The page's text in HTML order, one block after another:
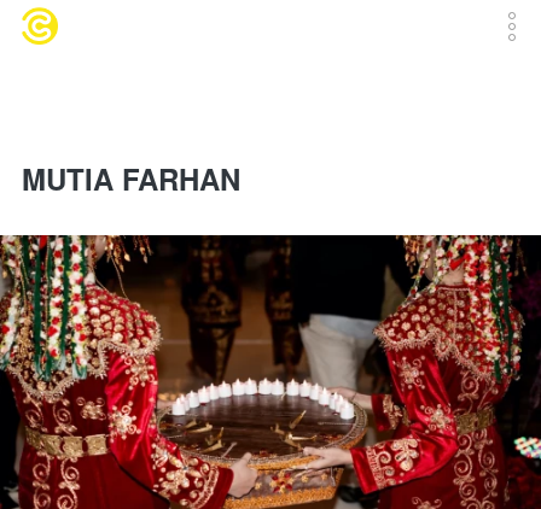
MUTIA FARHAN